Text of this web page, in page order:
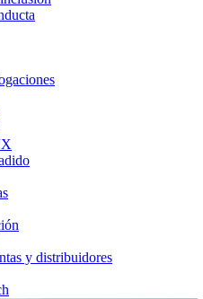
y distribuidores